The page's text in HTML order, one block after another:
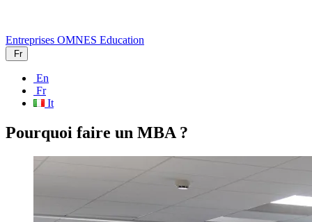
Entreprises OMNES Education
Fr
En
Fr
It
Pourquoi faire un MBA ?